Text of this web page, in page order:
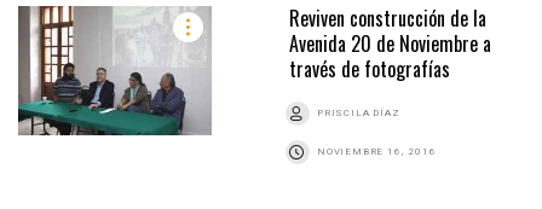
Reviven construcción de la
Avenida 20 de Noviembre a
través de fotografías
PRISCILA DÍAZ
NOVIEMBRE 16, 2016